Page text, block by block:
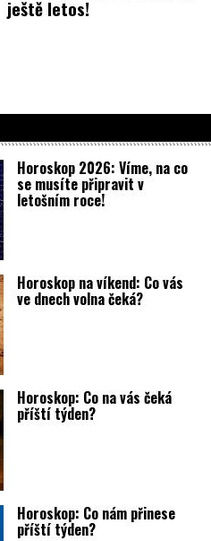
ještě letos!
Horoskop 2026: Víme, na co
se musíte připravit v
letošním roce!
Horoskop na víkend: Co vás
ve dnech volna čeká?
Horoskop: Co na vás čeká
příští týden?
Horoskop: Co nám přinese
příští týden?